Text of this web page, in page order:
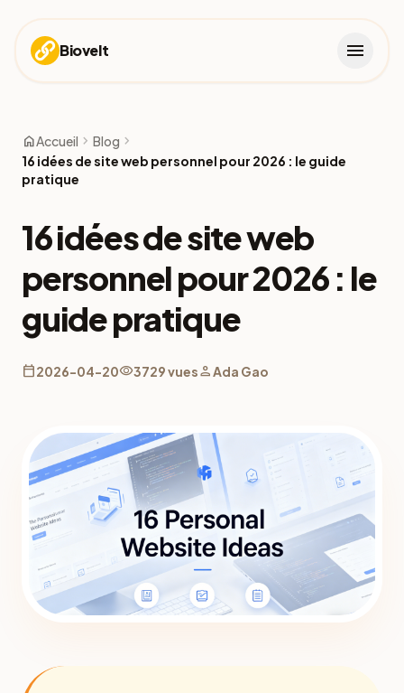
Biovelt menu
homeAccueil chevron_right Blog chevron_right
16 idées de site web personnel pour 2026 : le guide
pratique
16 idées de site web
personnel pour 2026 : le
guide pratique
calendar_today2026-04-20visibility3729 vuespersonAda Gao